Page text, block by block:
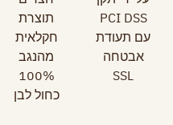
PCI DSS
עם תעודת
אבטחה
SSL
תוצרת
חקלאית
מהנגב
100%
כחול לבן